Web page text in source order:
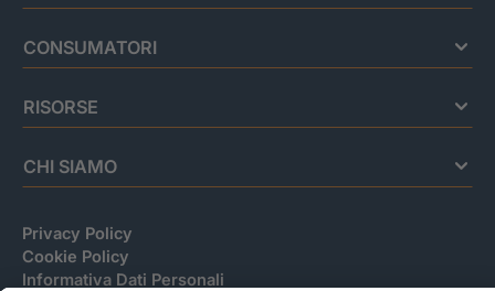
CONSUMATORI
RISORSE
CHI SIAMO
Privacy Policy
Cookie Policy
Informativa Dati Personali